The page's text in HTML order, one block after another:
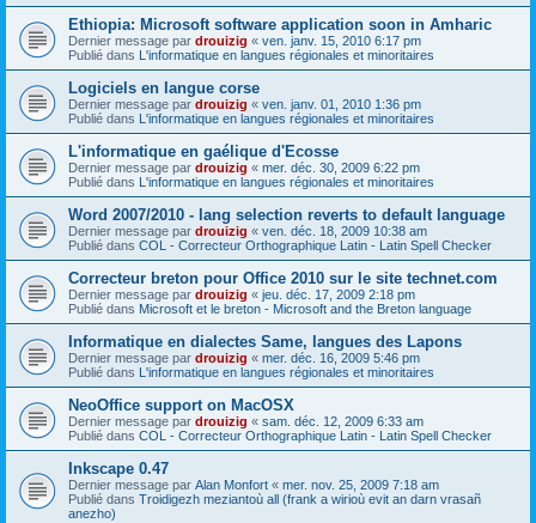
Ethiopia: Microsoft software application soon in Amharic
Dernier message par drouizig « ven. janv. 15, 2010 6:17 pm
Publié dans L'informatique en langues régionales et minoritaires
Logiciels en langue corse
Dernier message par drouizig « ven. janv. 01, 2010 1:36 pm
Publié dans L'informatique en langues régionales et minoritaires
L'informatique en gaélique d'Ecosse
Dernier message par drouizig « mer. déc. 30, 2009 6:22 pm
Publié dans L'informatique en langues régionales et minoritaires
Word 2007/2010 - lang selection reverts to default language
Dernier message par drouizig « ven. déc. 18, 2009 10:38 am
Publié dans COL - Correcteur Orthographique Latin - Latin Spell Checker
Correcteur breton pour Office 2010 sur le site technet.com
Dernier message par drouizig « jeu. déc. 17, 2009 2:18 pm
Publié dans Microsoft et le breton - Microsoft and the Breton language
Informatique en dialectes Same, langues des Lapons
Dernier message par drouizig « mer. déc. 16, 2009 5:46 pm
Publié dans L'informatique en langues régionales et minoritaires
NeoOffice support on MacOSX
Dernier message par drouizig « sam. déc. 12, 2009 6:33 am
Publié dans COL - Correcteur Orthographique Latin - Latin Spell Checker
Inkscape 0.47
Dernier message par Alan Monfort « mer. nov. 25, 2009 7:18 am
Publié dans Troidigezh meziantoù all (frank a wirioù evit an darn vrasañ
anezho)